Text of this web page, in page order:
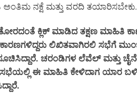
ನಕ್ಷೆ ಮತ್ತು ವರದಿ ತಯಾರಿಸಬೇಕು.
ಕ್ಲಿಕ್ ಮಾಡಿದ ತಕ್ಷಣ ಮಾಹಿತಿ
ಕಾರಣಗಳಿದ್ದರು ಲಿಖಿತವಾಗಿರಲಿ ಸಭೆಗೆ
ಚರಂಡಿಗಳ ಲೆವೆಲ್ ಮತ್ತು
ಸಭೆಯಲ್ಲಿ ಈ ಮಾಹಿತಿ ಕೇಳಿದಾಗ ಯಾರ